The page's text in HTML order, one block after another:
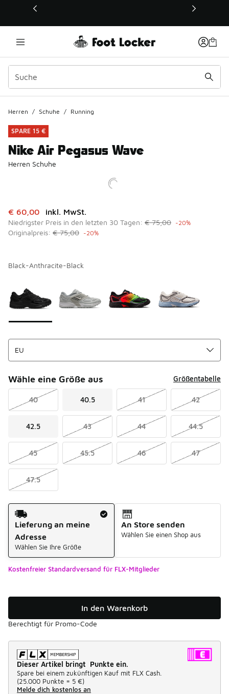
Dieser Link öffnet sich in einem neuen Fenster
Herren / Schuhe / Running
SPARE 15 €
Nike Air Pegasus Wave
Herren Schuhe
Dieser Artikel ist im Sale. Der Preis ist von auf € 60,00
€ 60,00 inkl. MwSt.
Niedrigster Preis in den letzten 30 Tagen: € 75,00 -20%
Originalpreis: € 75,00 -20%
Black-Anthracite-Black
Wähle eine Größe aus Größentabelle
40 40.5 41 42
42.5 43 44 44.5
45 45.5 46 47
47.5
Versandart
Lieferung an meine
Adresse
Wählen Sie Ihre Größe
An Store senden
Wählen Sie einen Shop aus
Kostenfreier Standardversand für FLX-Mitglieder
In den Warenkorb
Berechtigt für Promo-Code
Dieser Artikel bringt Punkte ein.
Spare bei einem zukünftigen Kauf mit FLX Cash.
(25.000 Punkte = 5 €)
Melde dich kostenlos an